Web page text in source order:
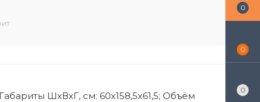
ШхВхГ, см: 60х158,5х61,5; Объём
0
0
0